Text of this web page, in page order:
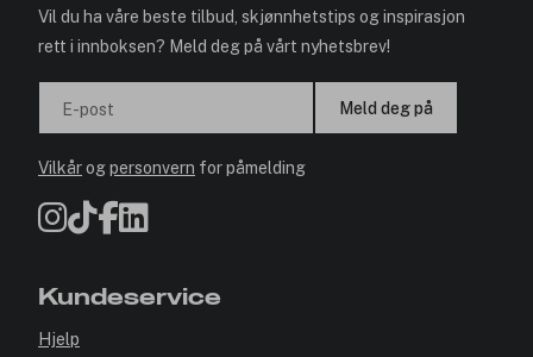
Vil du ha våre beste tilbud, skjønnhetstips og inspirasjon
rett i innboksen? Meld deg på vårt nyhetsbrev!
E-post Meld deg på
Vilkårogpersonvern for påmelding
Kundeservice
Hjelp